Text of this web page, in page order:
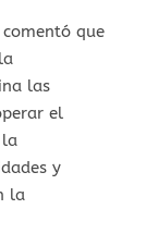
que
las
el
la
y
la